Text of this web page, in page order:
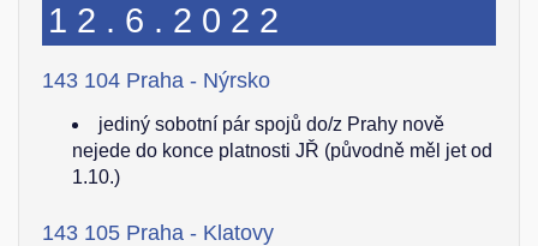
12.6.2022
143 104 Praha - Nýrsko
jediný sobotní pár spojů do/z Prahy nově
nejede do konce platnosti JŘ (původně měl jet od
1.10.)
143 105 Praha - Klatovy